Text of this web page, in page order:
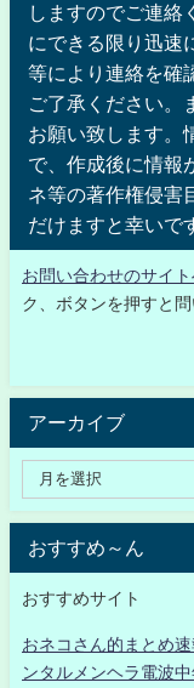
しますのでご連絡
にできる限り迅速
等により連絡を確
ご了承ください。
お願い致します。
で、作成後に情報
ネ等の著作権侵害
だけますと幸いで
お問い合わせのサイ
ク、ボタンを押すと
アーカイブ
おすすめ～ん
おすすめサイト
おネコさん的まとめ
ンタルメンヘラ電波